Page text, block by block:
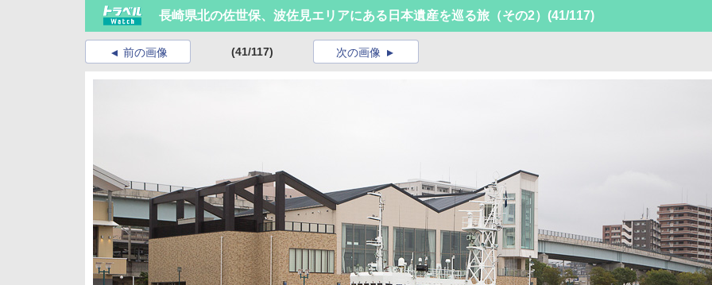
長崎県北の佐世保、波佐見エリアにある日本遺産を巡る旅（その2） (41/117)
前の画像 (41/117) 次の画像